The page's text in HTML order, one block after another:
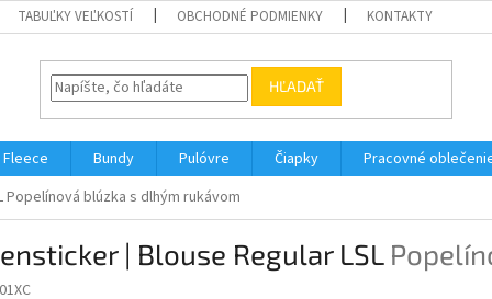
TABUĽKY VEĽKOSTÍ OBCHODNÉ PODMIENKY KONTAKTY
HĽADAŤ
Fleece Bundy Pulóvre Čiapky Pracovné
Popelínová blúzka s dlhým rukávom
| Blouse Regular LSL